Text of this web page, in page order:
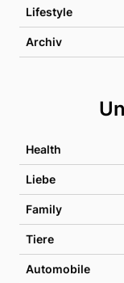
Lifestyle
Archiv
Health
Liebe
Family
Tiere
Automobile